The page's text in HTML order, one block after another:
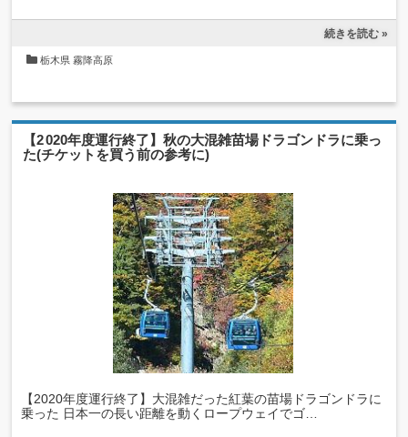
続きを読む »
栃木県 霧降高原
【2020年度運行終了】秋の大混雑苗場ドラゴンドラに乗っ
た(チケットを買う前の参考に)
【2020年度運行終了】大混雑だった紅葉の苗場ドラゴンドラに
乗った 日本一の長い距離を動くロープウェイでゴ…